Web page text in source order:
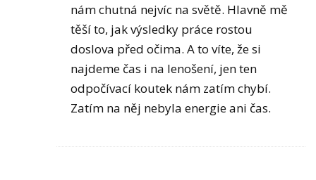
nám chutná nejvíc na světě. Hlavně mě
těší to, jak výsledky práce rostou
doslova před očima. A to víte, že si
najdeme čas i na lenošení, jen ten
odpočívací koutek nám zatím chybí.
Zatím na něj nebyla energie ani čas.